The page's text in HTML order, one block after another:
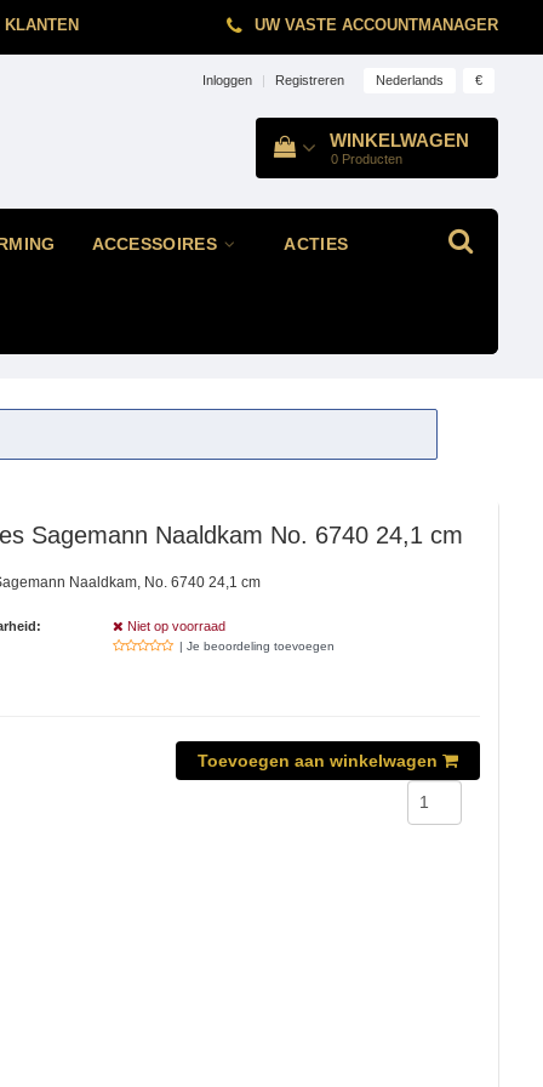
UW VASTE ACCOUNTMANAGER
Inloggen | Registreren Nederlands €
WINKELWAGEN
0 Producten
ACCESSOIRES ACTIES
Sagemann Naaldkam No. 6740 24,1 cm
Naaldkam, No. 6740 24,1 cm
Niet op voorraad
| Je beoordeling toevoegen
Toevoegen aan winkelwagen